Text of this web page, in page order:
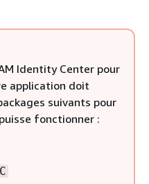
Identity Center pour
application doit
suivants pour
fonctionner :